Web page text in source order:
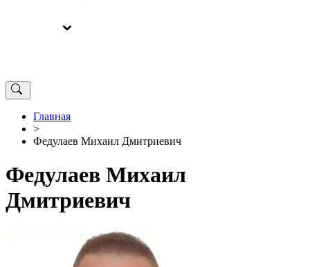
Главная
>
Федулаев Михаил Дмитриевич
Федулаев Михаил
Дмитриевич